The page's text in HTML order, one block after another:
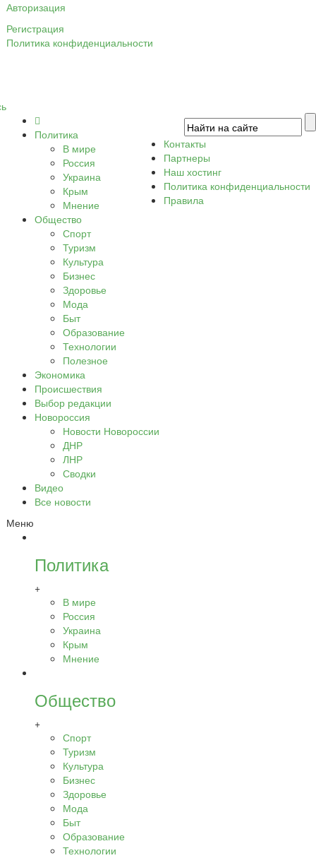
Авторизация
Регистрация
Политика конфиденциальности
Политика
В мире
Россия
Украина
Крым
Мнение
Общество
Спорт
Туризм
Культура
Бизнес
Здоровье
Мода
Быт
Образование
Технологии
Полезное
Экономика
Происшествия
Выбор редакции
Новороссия
Новости Новороссии
ДНР
ЛНР
Сводки
Видео
Все новости
Меню
Политика
+
В мире
Россия
Украина
Крым
Мнение
Общество
+
Спорт
Туризм
Культура
Бизнес
Здоровье
Мода
Быт
Образование
Технологии
Контакты
Партнеры
Наш хостинг
Политика конфиденциальности
Правила